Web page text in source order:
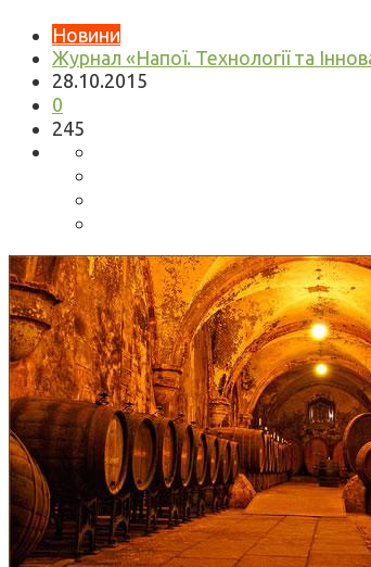
Новини
Журнал «Напої. Технології та
28.10.2015
0
245